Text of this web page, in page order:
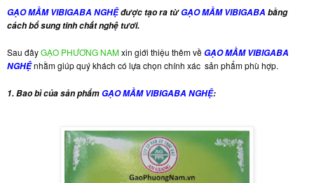
GẠO MẦM VIBIGABA NGHỆđược tạo ra từGẠO MẦM VIBIGABA bằng
cách bổ sung tinh chất nghệ tươi.
Sau đâyGẠO PHƯƠNG NAMxin giới thiệu thêm vềGẠO MẦM VIBIGABA
NGHỆnhằm giúp quý khách có lựa chọn chính xác sản phẩm phù hợp.
1. Bao bì của sản phẩmGẠO MẦM VIBIGABA NGHỆ: